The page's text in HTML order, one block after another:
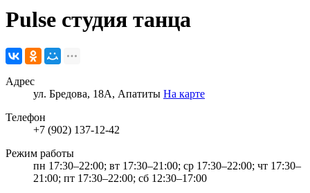
Pulse студия танца
Адрес
ул. Бредова, 18А, Апатиты На карте
Телефон
+7 (902) 137-12-42
Режим работы
пн 17:30–22:00; вт 17:30–21:00; ср 17:30–22:00; чт 17:30–
21:00; пт 17:30–22:00; сб 12:30–17:00